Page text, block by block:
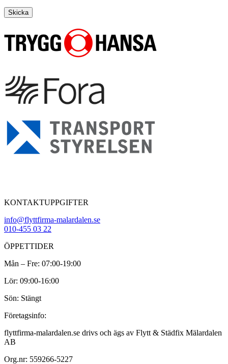
Skicka
KONTAKTUPPGIFTER
info@flyttfirma-malardalen.se
010-455 03 22
ÖPPETTIDER
Mån – Fre: 07:00-19:00
Lör: 09:00-16:00
Sön: Stängt
Företagsinfo:
flyttfirma-malardalen.se drivs och ägs av Flytt & Städfix Mälardalen
AB
Org.nr: 559266-5227